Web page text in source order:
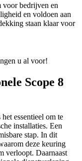
voor bedrijven en
en voldoen aan
staan klaar voor
u al voor!
Scope 8
essentieel om te
installaties. Een
stap. In dit
deze keuring
verloopt. Daarnaast